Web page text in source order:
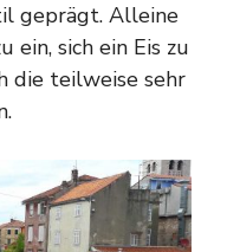
geprägt. Alleine
ein, sich ein Eis zu
die teilweise sehr